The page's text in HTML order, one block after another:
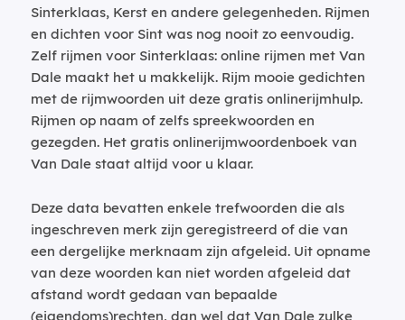
Sinterklaas, Kerst en andere gelegenheden. Rijmen
en dichten voor Sint was nog nooit zo eenvoudig.
Zelf rijmen voor Sinterklaas: online rijmen met Van
Dale maakt het u makkelijk. Rijm mooie gedichten
met de rijmwoorden uit deze gratis onlinerijmhulp.
Rijmen op naam of zelfs spreekwoorden en
gezegden. Het gratis onlinerijmwoordenboek van
Van Dale staat altijd voor u klaar.
Deze data bevatten enkele trefwoorden die als
ingeschreven merk zijn geregistreerd of die van
een dergelijke merknaam zijn afgeleid. Uit opname
van deze woorden kan niet worden afgeleid dat
afstand wordt gedaan van bepaalde
(eigendoms)rechten, dan wel dat Van Dale zulke